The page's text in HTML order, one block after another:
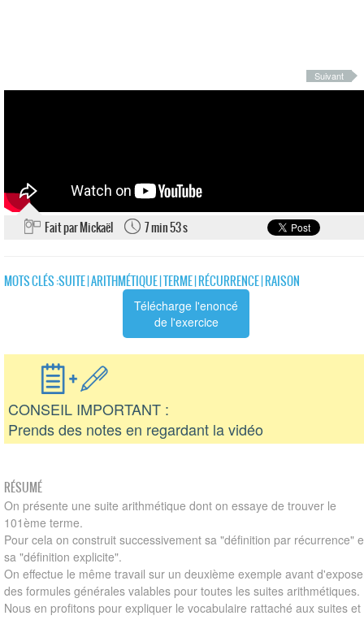
Suivant
Fait par Mickaël 7 min 53 s
MOTS CLÉS :SUITE|ARITHMÉTIQUE|TERME|RÉCURRENCE|RAISON
Télécharge l'enoncé
de l'exercice
CONSEIL IMPORTANT :
Prends des notes en regardant la vidéo
RÉSUMÉ
On présente une suite arithmétique dont on essaye de trouver le
101ème terme.
Pour cela on construit successivement sa "définition par récurrence"
sa "définition explicite".
On effectue le même travail sur un deuxième exemple avant
des formules générales valables pour toutes les suites arithmétiques.
Nous en profitons pour expliquer le vocabulaire rattaché aux suites et